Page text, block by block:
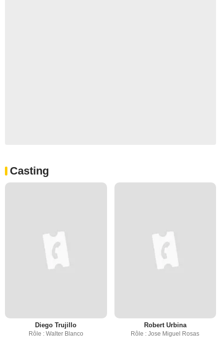
Casting
Diego Trujillo
Rôle : Walter Blanco
Robert Urbina
Rôle : Jose Miguel Rosas